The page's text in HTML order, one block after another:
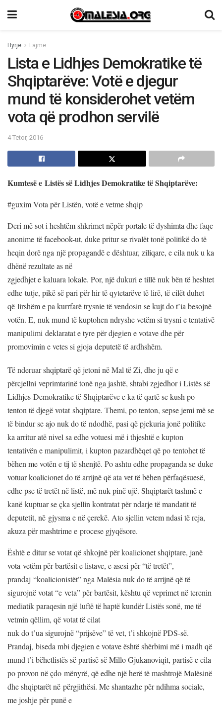
Hyrje Lajme
Lista e Lidhjes Demokratike të
Shqiptarëve: Votë e djegur
mund të konsiderohet vetëm
vota që prodhon servilë
4 Tetor, 2016
Kumtesë e Listës së Lidhjes Demokratike të Shqiptarëve:
#guxim Vota për Listën, votë e vetme shqip
Deri më sot i heshtëm shkrimet nëpër portale të dyshimta dhe faqe
anonime të facebook-ut, duke pritur se rivalët tonë politikë do të
heqin dorë nga një propagandë e dështuar, ziliqare, e cila nuk u ka
dhënë rezultate as në
zgjedhjet e kaluara lokale. Por, një dukuri e tillë nuk bën të heshtet
edhe tutje, pikë së pari për hir të qytetarëve të lirë, të cilët duhet
që lirshëm e pa kurrfarë trysnie të vendosin se kujt do t’ia besojnë
votën. E, nuk mund të kuptohen ndryshe vetëm si trysni e tentativë
manipulimi deklaratat e tyre për djegien e votave dhe për
promovimin e vetes si gjoja deputetë të ardhshëm.
Të nderuar shqiptarë që jetoni në Mal të Zi, dhe ju që e
përcjellni veprimtarinë tonë nga jashtë, shtabi zgjedhor i Listës së
Lidhjes Demokratike të Shqiptarëve e ka të qartë se kush po
tenton të djegë votat shqiptare. Themi, po tenton, sepse jemi më se
të bindur se ajo nuk do të ndodhë, pasi që pjekuria jonë politike
ka arritur atë nivel sa edhe votuesi më i thjeshtë e kupton
tentativën e manipulimit, i kupton pazardhëqet që po tentohet të
bëhen me votën e tij të shenjtë. Po ashtu edhe propaganda se duke
votuar koalicionet do të arrijnë që ata vet të bëhen përfaqësuesë,
edhe pse të tretët në listë, më nuk pinë ujë. Shqiptarët tashmë e
kanë kuptuar se çka sjellin kontratat për ndarje të mandatit të
deputetit, në gjysma e në çerekë. Ato sjellin vetem ndasi të reja,
akuza për mashtrime e procese gjyqësore.
Është e ditur se votat që shkojnë për koalicionet shqiptare, janë
vota vetëm për bartësit e listave, e asesi për “të tretët”,
prandaj “koalicionistët” nga Malësia nuk do të arrijnë që të
sigurojnë votat “e veta” për bartësit, kështu që veprimet në terenin
mediatik paraqesin një luftë të haptë kundër Listës sonë, me të
vetmin qëllim, që votat të cilat
nuk do t’ua sigurojnë “prijsëve” të vet, t’i shkojnë PDS-së.
Prandaj, biseda mbi djegien e votave është shërbimi më i madh që
mund t’i bëhetlistës së partisë së Millo Gjukanoviqit, partisë e cila
po provon në çdo mënyrë, që edhe një herë të mashtrojë Malësinë
dhe shqiptarët në përgjithësi. Me shantazhe për ndihma sociale,
me joshje për punë e